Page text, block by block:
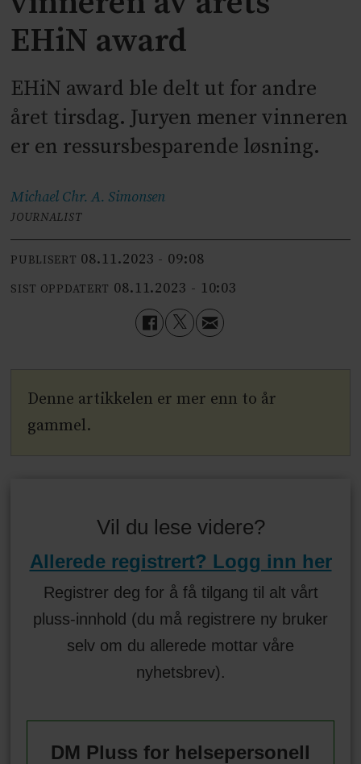
EHiN award
EHiN award ble delt ut for andre
året tirsdag. Juryen mener vinneren
er en ressursbesparende løsning.
Michael Chr. A. Simonsen
JOURNALIST
PUBLISERT 08.11.2023 - 09:08
SIST OPPDATERT 08.11.2023 - 10:03
Denne artikkelen er mer enn to år
gammel.
Vil du lese videre?
Allerede registrert? Logg inn her
Registrer deg for å få tilgang til alt vårt
pluss-innhold (du må registrere ny bruker
selv om du allerede mottar våre
nyhetsbrev).
DM Pluss for helsepersonell